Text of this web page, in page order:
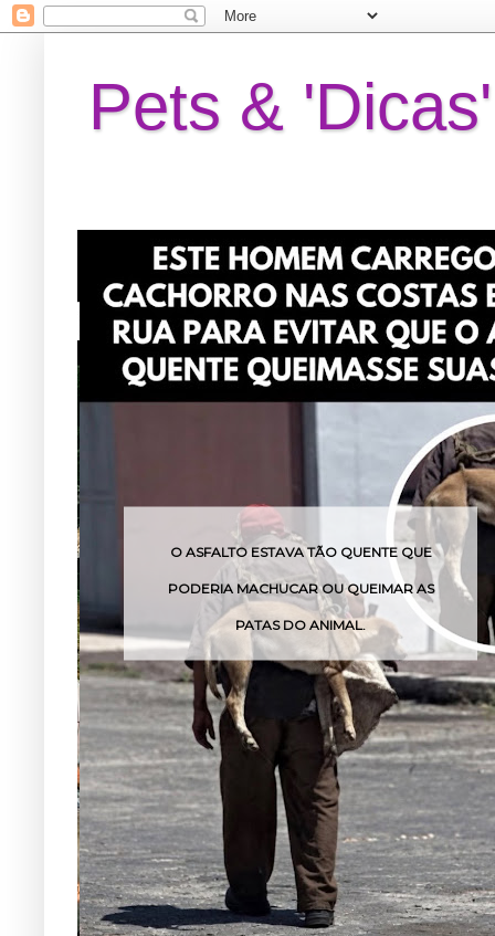
Pets & 'Dicas'
TÃO QUENTE QUE
OU QUEIMAR AS
DO ANIMAL.
O VENENO DESSA
POUCAS